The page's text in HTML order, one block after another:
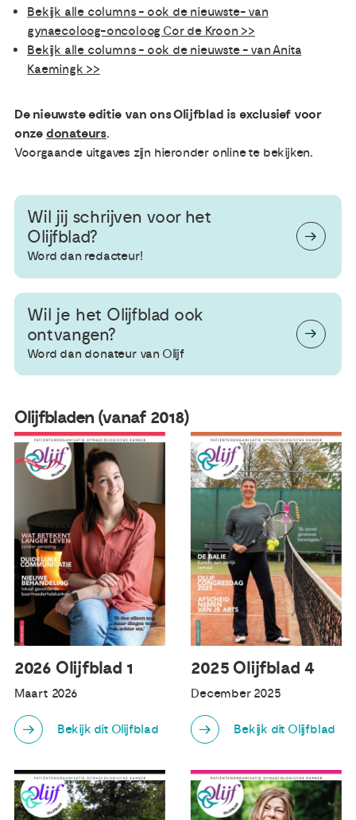
Bekijk alle columns - ook de nieuwste- van
gynaecoloog-oncoloog Cor de Kroon >>
Bekijk alle columns - ook de nieuwste - van Anita
Kaemingk >>
De nieuwste editie van ons Olijfblad is exclusief voor
onze donateurs.
Voorgaande uitgaves zijn hieronder online te bekijken.
Wil jij schrijven voor het
Olijfblad?
Word dan redacteur!
Wil je het Olijfblad ook
ontvangen?
Word dan donateur van Olijf
Olijfbladen (vanaf 2018)
2026 Olijfblad 1
Maart 2026
Bekijk dit Olijfblad
2025 Olijfblad 4
December 2025
Bekijk dit Olijfblad